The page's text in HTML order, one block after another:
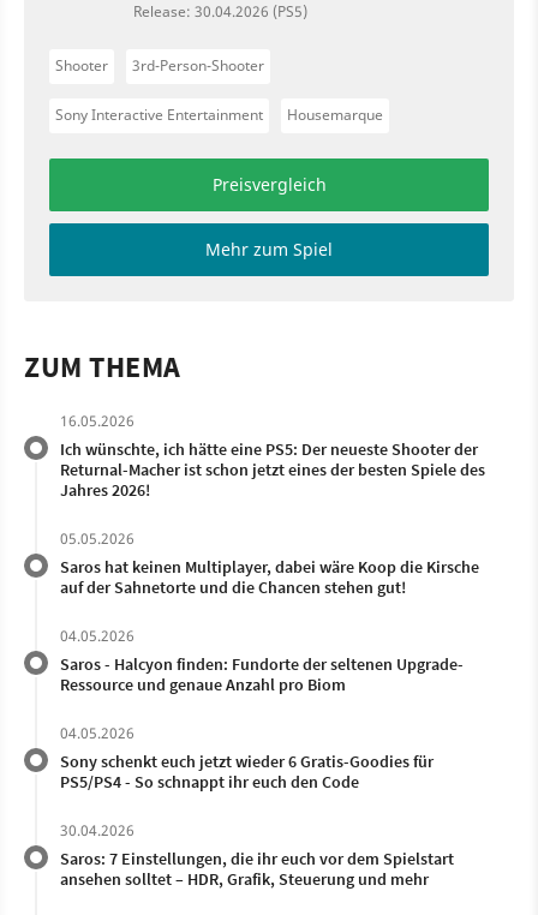
Release: 30.04.2026 (PS5)
Shooter 3rd-Person-Shooter
Sony Interactive Entertainment Housemarque
Preisvergleich
Mehr zum Spiel
ZUM THEMA
16.05.2026
Ich wünschte, ich hätte eine PS5: Der neueste Shooter der
Returnal-Macher ist schon jetzt eines der besten Spiele des
Jahres 2026!
05.05.2026
Saros hat keinen Multiplayer, dabei wäre Koop die Kirsche
auf der Sahnetorte und die Chancen stehen gut!
04.05.2026
Saros - Halcyon finden: Fundorte der seltenen Upgrade-
Ressource und genaue Anzahl pro Biom
04.05.2026
Sony schenkt euch jetzt wieder 6 Gratis-Goodies für
PS5/PS4 - So schnappt ihr euch den Code
30.04.2026
Saros: 7 Einstellungen, die ihr euch vor dem Spielstart
ansehen solltet – HDR, Grafik, Steuerung und mehr